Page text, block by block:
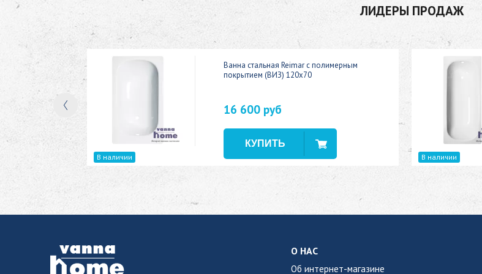
ЛИДЕРЫ ПРОДАЖ
150x70
В наличии
Ванна стальная Reimar с полимерным
покрытием (ВИЗ) 120x70
16 600 руб
В наличии
О НАС
Об интернет-магазине